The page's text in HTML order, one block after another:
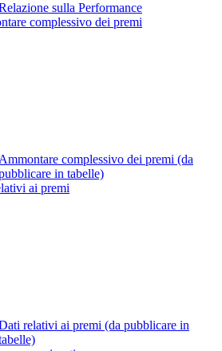
sulla Performance
complessivo dei premi
Ammontare complessivo dei premi (da
in tabelle)
ai premi
relativi ai premi (da pubblicare in